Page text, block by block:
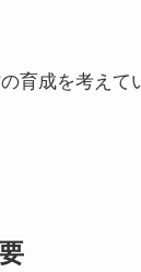
育成を考えて